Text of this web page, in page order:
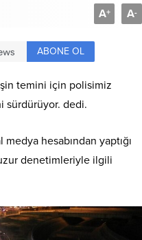
A+ A-
ABONE OL
temini için polisimiz
sürdürüyor. dedi.
medya hesabından yaptığı
denetimleriyle ilgili